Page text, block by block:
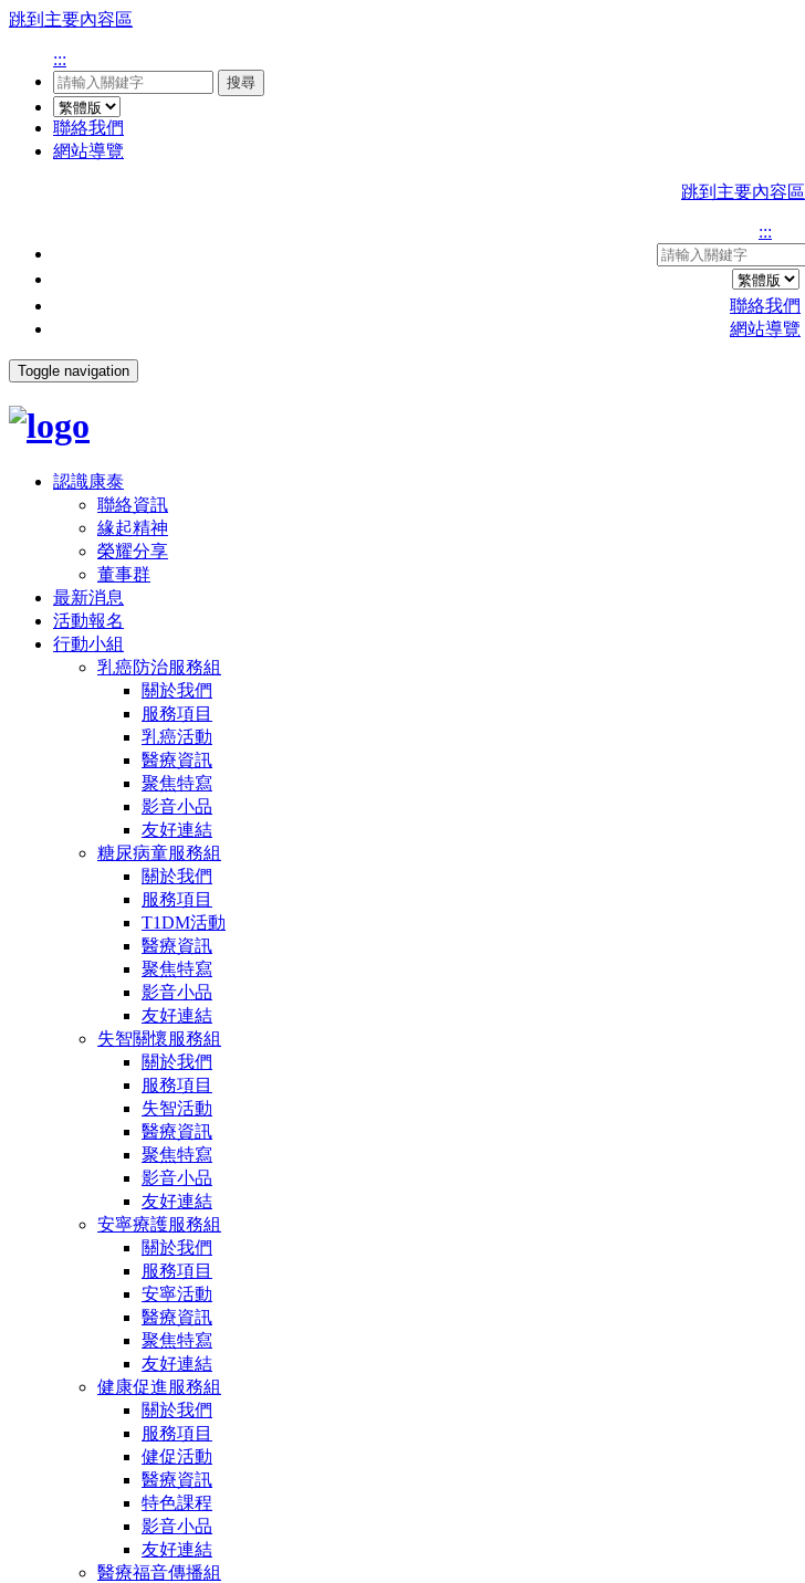
跳到主要內容區
:::
搜尋
聯絡我們
網站導覽
跳到主要內容區
:::
聯絡我們
網站導覽
Toggle navigation
認識康泰
聯絡資訊
緣起精神
榮耀分享
董事群
最新消息
活動報名
行動小組
乳癌防治服務組
關於我們
服務項目
乳癌活動
醫療資訊
聚焦特寫
影音小品
友好連結
糖尿病童服務組
關於我們
服務項目
T1DM活動
醫療資訊
聚焦特寫
影音小品
友好連結
失智關懷服務組
關於我們
服務項目
失智活動
醫療資訊
聚焦特寫
影音小品
友好連結
安寧療護服務組
關於我們
服務項目
安寧活動
醫療資訊
聚焦特寫
友好連結
健康促進服務組
關於我們
服務項目
健促活動
醫療資訊
特色課程
影音小品
友好連結
醫療福音傳播組